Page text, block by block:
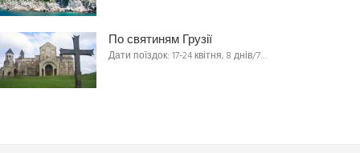
По святиням Грузії
Дати поїздок: 17-24 квітня, 8 днів/7…